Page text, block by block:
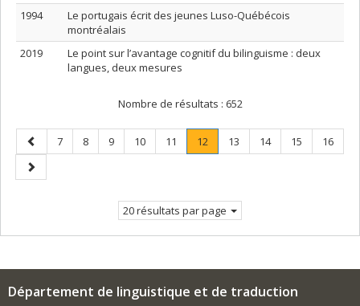
1994
Le portugais écrit des jeunes Luso-Québécois
montréalais
2019
Le point sur l’avantage cognitif du bilinguisme : deux
langues, deux mesures
Nombre de résultats : 652
Page
précédente
Page
7 Page
8 Page
9 Page
10 Page
11 Page
12
Page
Page
13 Page
14 Page
15 Page
16
Page
suivante
20 résultats par page
Département de linguistique et de traduction